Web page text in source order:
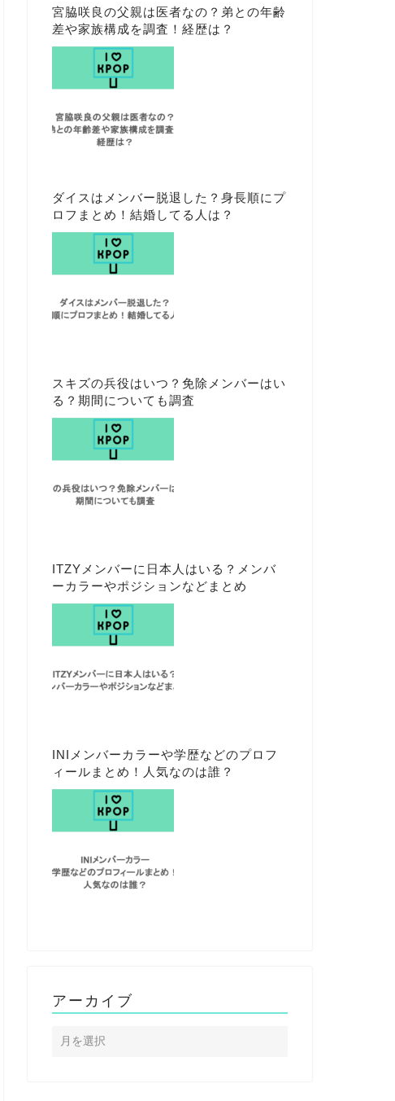
宮脇咲良の父親は医者なの？弟との年齢
差や家族構成を調査！経歴は？
ダイスはメンバー脱退した？身長順にプ
ロフまとめ！結婚してる人は？
スキズの兵役はいつ？免除メンバーはい
る？期間についても調査
ITZYメンバーに日本人はいる？メンバ
ーカラーやポジションなどまとめ
INIメンバーカラーや学歴などのプロフ
ィールまとめ！人気なのは誰？
アーカイブ